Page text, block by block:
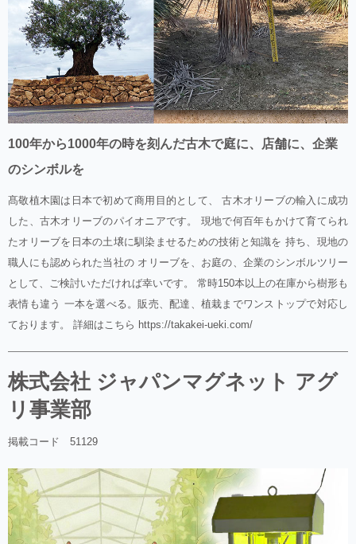
100年から1000年の時を刻んだ古木で庭に、店舗に、企業
のシンボルを
髙敬植木園は日本で初めて商用目的として、 古木オリーブの輸入に成功
した、古木オリーブのパイオニアです。 現地で何百年もかけて育てられ
たオリーブを日本の土壌に馴染ませるための技術と知識を 持ち、現地の
職人にも認められた当社の オリーブを、お庭の、企業のシンボルツリー
として、ご検討いただければ幸いです。 常時150本以上の在庫から樹形も
表情も違う 一本を選べる。販売、配達、植栽までワンストップで対応し
ております。 詳細はこちら https://takakei-ueki.com/
株式会社 ジャパンマグネット アグ
リ事業部
掲載コード 51129